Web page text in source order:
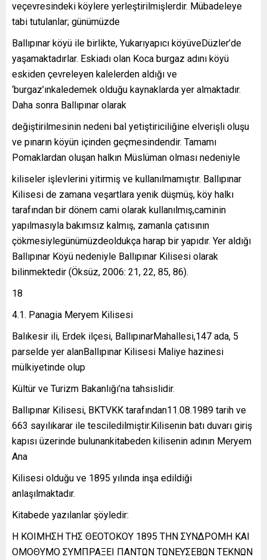
veçevresindeki köylere yerleştirilmişlerdir. Mübadeleye
tabi tutulanlar; günümüzde
Ballıpınar köyü ile birlikte, Yukarıyapıcı köyüveDüzler’de
yaşamaktadırlar. Eskiadı olan Koca burgaz adını köyü
eskiden çevreleyen kalelerden aldığı ve
‘burgaz’ınkaledemek olduğu kaynaklarda yer almaktadır.
Daha sonra Ballıpınar olarak
değiştirilmesinin nedeni bal yetiştiriciliğine elverişli oluşu
ve pınarın köyün içinden geçmesindendir. Tamamı
Pomaklardan oluşan halkın Müslüman olması nedeniyle
kiliseler işlevlerini yitirmiş ve kullanılmamıştır. Ballıpınar
Kilisesi de zamana veşartlara yenik düşmüş, köy halkı
tarafından bir dönem cami olarak kullanılmış,caminin
yapılmasıyla bakımsız kalmış, zamanla çatısının
çökmesiylegünümüzdeoldukça harap bir yapıdır. Yer aldığı
Ballıpınar Köyü nedeniyle Ballıpınar Kilisesi olarak
bilinmektedir (Öksüz, 2006: 21, 22, 85, 86).
18
4.1. Panagia Meryem Kilisesi
Balıkesir ili, Erdek ilçesi, BallıpınarMahallesi,147 ada, 5
parselde yer alanBallıpınar Kilisesi Maliye hazinesi
mülkiyetinde olup
Kültür ve Turizm Bakanlığı’na tahsislidir.
Ballıpınar Kilisesi, BKTVKK tarafından11.08.1989 tarih ve
663 sayılıkarar ile tesciledilmiştir.Kilisenin batı duvarı giriş
kapısı üzerinde bulunankitabeden kilisenin adının Meryem
Ana
Kilisesi olduğu ve 1895 yılında inşa edildiği
anlaşılmaktadır.
Kitabede yazılanlar şöyledir:
Η ΚΟΙΜΗΣΗ ΤΗΣ ΘΕΟΤΟΚΟΥ 1895 ΤΗΝ ΣΥΝΔΡΟΜΗ ΚΑΙ
ΟΜΟΘΥΜΟ ΣΥΜΠΡΑΞΕΙ ΠΑΝΤΩΝ ΤΩΝΕΥΣΕΒΩΝ ΤΕΚΝΩΝ